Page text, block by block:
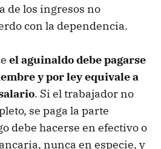
de los ingresos no
con la dependencia.
el aguinaldo debe pagarse
y por ley equivale a
. Si el trabajador no
se paga la parte
debe hacerse en efectivo o
nunca en especie, y